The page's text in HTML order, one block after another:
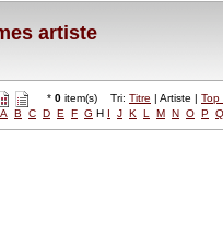
artiste
* 0 item(s) Tri: Titre | Artiste | Top
A
B C D E F G H I J K L M N O P Q